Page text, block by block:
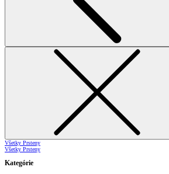
Všetky Prsteny
Všetky Prsteny
Kategórie